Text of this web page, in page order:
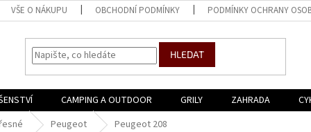
VŠE O NÁKUPU OBCHODNÍ PODMÍNKY PODMÍNKY OCHRANY
HLEDAT
CAMPING A OUTDOOR GRILY ZAHRADA
Peugeot Peugeot 208